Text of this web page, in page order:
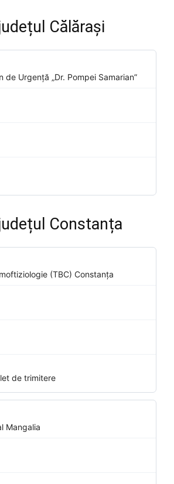
Călărași
de Urgență „Dr. Pompei Samarian”
Constanța
(TBC) Constanța
de trimitere
Mangalia